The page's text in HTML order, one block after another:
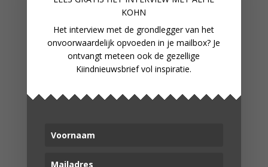
KOHN
Het interview met de grondlegger van het
onvoorwaardelijk opvoeden in je mailbox? Je
ontvangt meteen ook de gezellige
Kiindnieuwsbrief vol inspiratie.